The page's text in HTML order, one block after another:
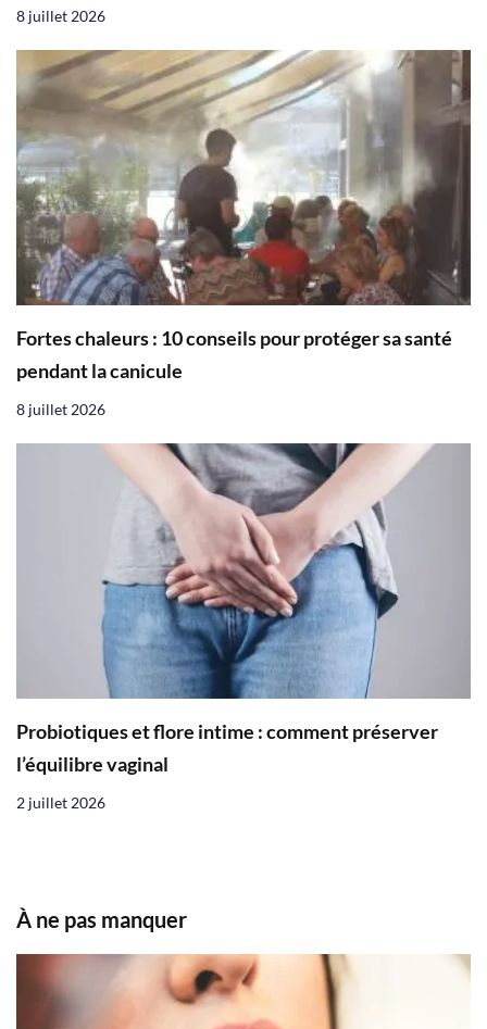
8 juillet 2026
Fortes chaleurs : 10 conseils pour protéger sa santé
pendant la canicule
8 juillet 2026
Probiotiques et flore intime : comment préserver
l’équilibre vaginal
2 juillet 2026
À ne pas manquer